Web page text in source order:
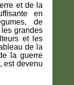
et de la
en
de
grandes
et les
de la
la guerre
est devenu